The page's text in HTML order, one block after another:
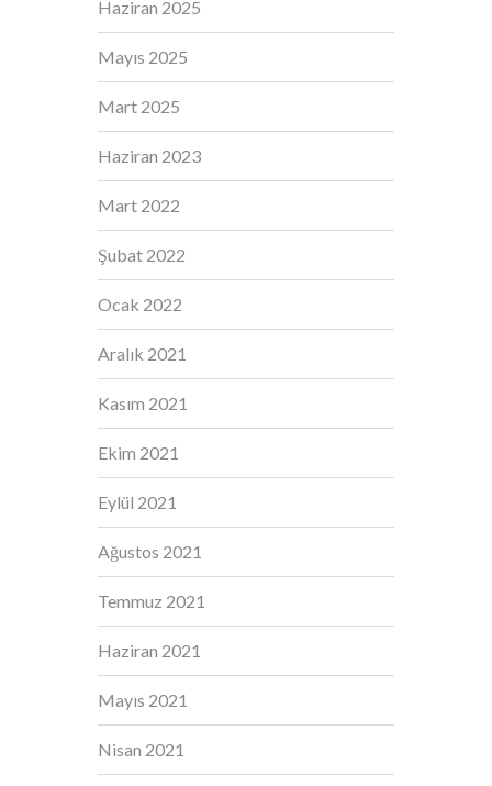
Haziran 2025
Mayıs 2025
Mart 2025
Haziran 2023
Mart 2022
Şubat 2022
Ocak 2022
Aralık 2021
Kasım 2021
Ekim 2021
Eylül 2021
Ağustos 2021
Temmuz 2021
Haziran 2021
Mayıs 2021
Nisan 2021